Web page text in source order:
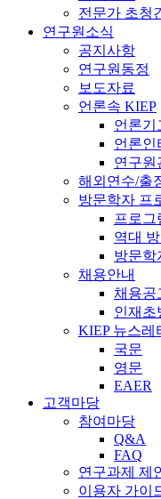
전문가 초청
연구원소식
공지사항
연구원동정
보도자료
언론속 KIEP
언론기
언론인
연구원
해외연수/출
방문학자 프
프로그
역대
방문학
채용안내
채용공
인재초
KIEP 뉴스레
국문
영문
EAER
고객마당
참여마당
Q&A
FAQ
연구과제 제
이용자 가이